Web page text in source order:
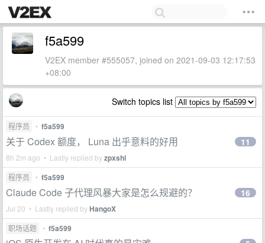
f5a599
V2EX member #555057, joined on 2021-09-03 12:17:53
+08:00
Switch topics list
程序员 • f5a599
关于 Codex 额度， Luna 出乎意料的好用
8h 2m ago • Lastly replied byzpxshl
11
程序员 • f5a599
Claude Code 子代理风暴大家是怎么规避的？
Jul 20 • Lastly replied byHangoX
16
职场话题 • f5a599